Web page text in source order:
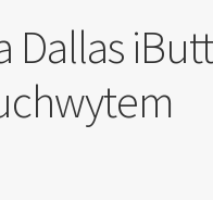
Dallas